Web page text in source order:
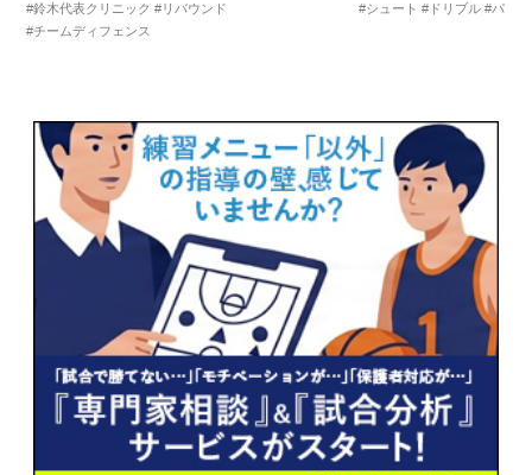
#鈴木代表クリニック #リバウンド
#チームディフェンス
#シュート #ドリブル #パス